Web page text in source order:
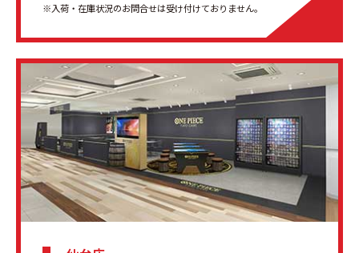
※入荷・在庫状況のお問合せは受け付けておりません。